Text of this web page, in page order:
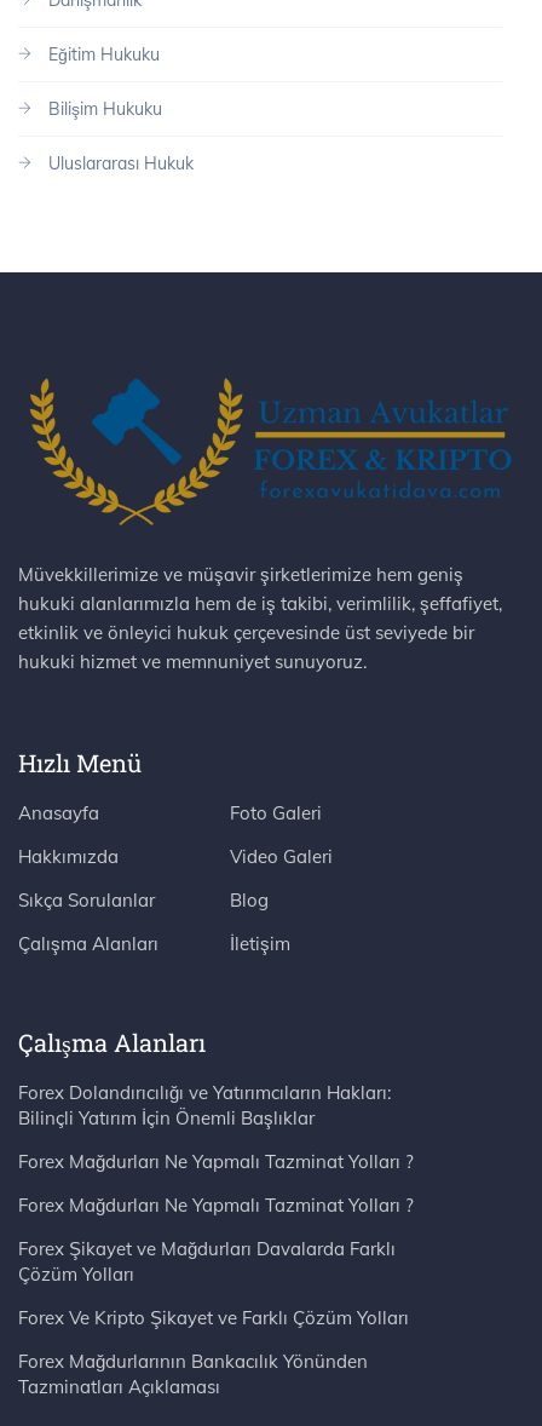
Eğitim Hukuku
Bilişim Hukuku
Uluslararası Hukuk
Müvekkillerimize ve müşavir şirketlerimize hem geniş
hukuki alanlarımızla hem de iş takibi, verimlilik, şeffafiyet,
etkinlik ve önleyici hukuk çerçevesinde üst seviyede bir
hukuki hizmet ve memnuniyet sunuyoruz.
Hızlı Menü
Anasayfa
Hakkımızda
Sıkça Sorulanlar
Çalışma Alanları
Foto Galeri
Video Galeri
Blog
İletişim
Çalışma Alanları
Forex Dolandırıcılığı ve Yatırımcıların Hakları:
Bilinçli Yatırım İçin Önemli Başlıklar
Forex Mağdurları Ne Yapmalı Tazminat Yolları ?
Forex Mağdurları Ne Yapmalı Tazminat Yolları ?
Forex Şikayet ve Mağdurları Davalarda Farklı
Çözüm Yolları
Forex Ve Kripto Şikayet ve Farklı Çözüm Yolları
Forex Mağdurlarının Bankacılık Yönünden
Tazminatları Açıklaması